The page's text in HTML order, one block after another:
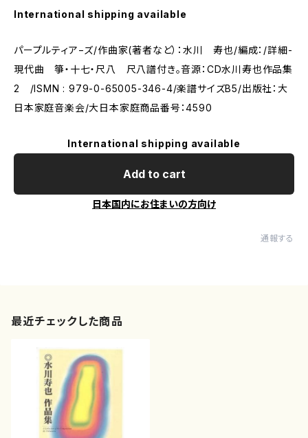
International shipping available
パープルティア−ズ/作曲家(著者など）：水川 寿也/編成：/詳細-
現代曲 箏・十七・尺八 尺八譜付き。音源：CD水川寿也作品集
2 /ISMN : 979-0-65005-346-4/楽譜サイズB5/出版社：大
日本家庭音楽会/大日本家庭商品番号：4590
International shipping available
Add to cart
日本国内にお住まいの方向け
通報する
最近チェックした商品